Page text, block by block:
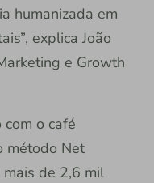
humanizada em
explica João
e Growth
o café
método Net
mais de 2,6 mil